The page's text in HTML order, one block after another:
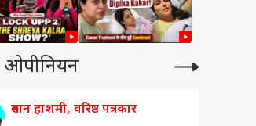
ओपीनियन
रुमान हाशमी, वरिष्ठ पत्रकार